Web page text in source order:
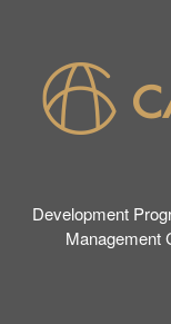
ビ
ー
Development
Management